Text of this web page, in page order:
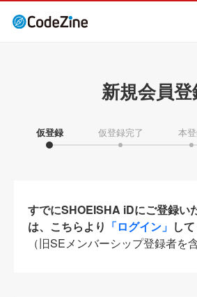
新規会員
仮登録 仮登録完了 本
すでにSHOEISHA iDにご登録い
は、こちらより 「ログイン」 し
（旧SEメンバーシップ登録者を含